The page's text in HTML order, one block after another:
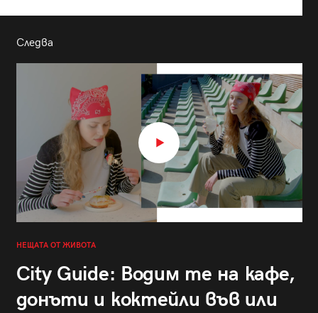
Следва
НЕЩАТА ОТ ЖИВОТА
City Guide: Водим те на кафе,
донъти и коктейли във или